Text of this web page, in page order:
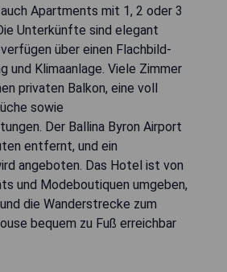
Apartments mit 1, 2 oder 3
Unterkünfte sind elegant
über einen Flachbild-
und Klimaanlage. Viele Zimmer
privaten Balkon, eine voll
sowie
Der Ballina Byron Airport
entfernt, und ein
angeboten. Das Hotel ist von
und Modeboutiquen umgeben,
die Wanderstrecke zum
bequem zu Fuß erreichbar